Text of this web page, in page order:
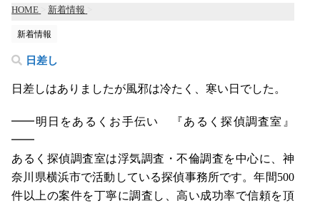
HOME 新着情報
新着情報
日差し
日差しはありましたが風邪は冷たく、寒い日でした。
━━明日をあるくお手伝い 『あるく探偵調査室』
━━
あるく探偵調査室は浮気調査・不倫調査を中心に、神
奈川県横浜市で活動している探偵事務所です。年間500
件以上の案件を丁寧に調査し、高い成功率で信頼を頂